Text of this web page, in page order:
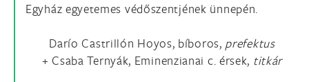
Egyház egyetemes védőszentjének ünnepén.
Darío Castrillón Hoyos, bíboros, prefektus
+ Csaba Ternyák, Eminenzianai c. érsek, titkár